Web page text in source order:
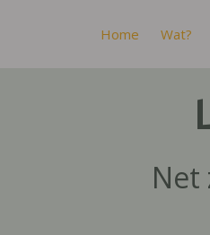
Home Wat?
Net